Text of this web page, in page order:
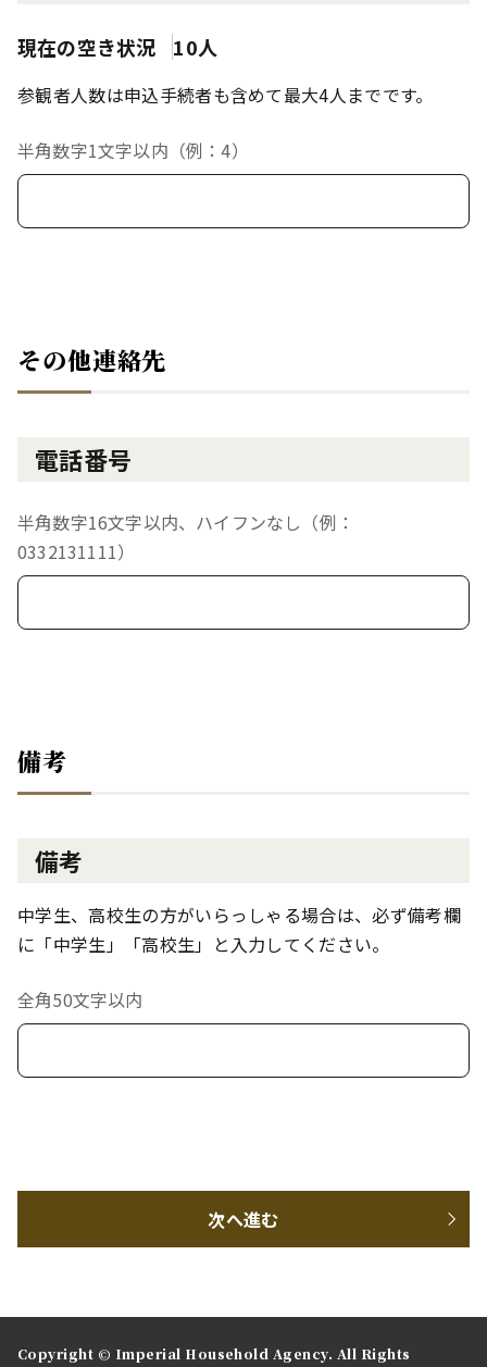
現在の空き状況 10人
参観者人数は申込手続者も含めて最大4人までです。
半角数字1文字以内（例：4）
その他連絡先
電話番号
半角数字16文字以内、ハイフンなし（例：
0332131111）
備考
備考
中学生、高校生の方がいらっしゃる場合は、必ず備考欄
に「中学生」「高校生」と入力してください。
全角50文字以内
次へ進む
Copyright © Imperial Household Agency. All Rights